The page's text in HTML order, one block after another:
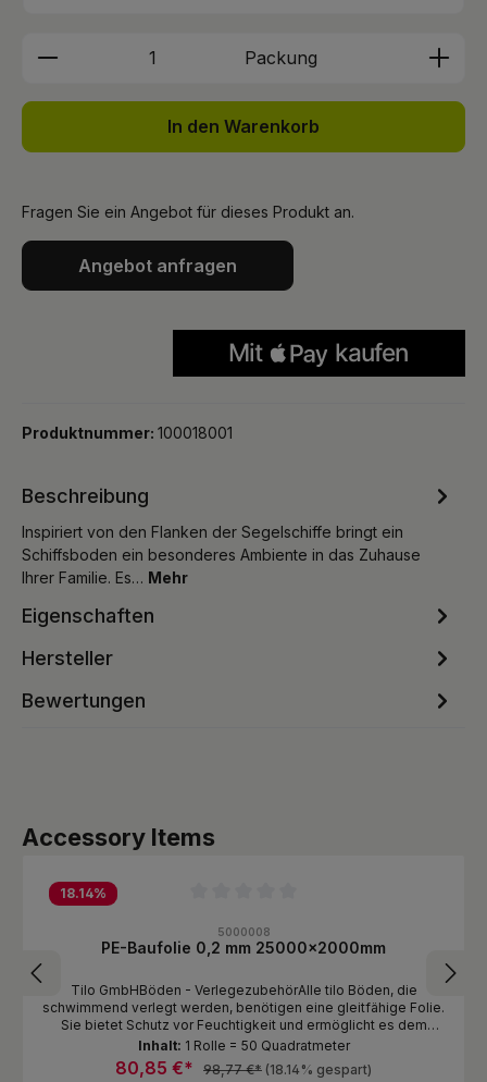
Produkt Anzahl: Gib den
Packung
In den Warenkorb
Fragen Sie ein Angebot für dieses Produkt an.
Angebot anfragen
Produktnummer: 100018001
Beschreibung
Inspiriert von den Flanken der Segelschiffe bringt ein
Schiffsboden ein besonderes Ambiente in das Zuhause
Ihrer Familie. Es… Mehr
Eigenschaften
Hersteller
Bewertungen
Produktgalerie überspringen
Accessory Items
18.14%
5000008
PE-Baufolie 0,2 mm 25000x2000mm
Tilo GmbHBöden - VerlegezubehörAlle tilo Böden, die
schwimmend verlegt werden, benötigen eine gleitfähige Folie.
Sie bietet Schutz vor Feuchtigkeit und ermöglicht es dem
Boden, ungehindert zu schwimmen, also sich frei auf dem
Untergrund ?bewegen? zu können
80,85 €* 98,77 €* (18.14% gespart)
Inhalt: 1 Rolle = 50 Quadratmeter